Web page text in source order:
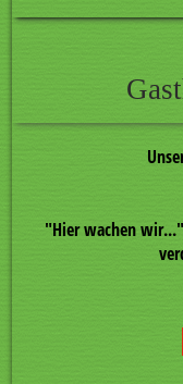
"Hier wachen wir...